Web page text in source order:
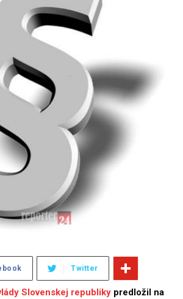
Twitter
Slovenskej republiky predložil na